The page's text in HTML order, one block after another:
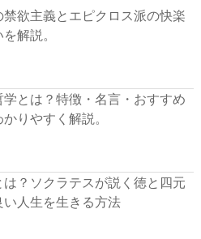
禁欲主義とエピクロス派の快楽
解説。
学とは？特徴・名言・おすすめ
りやすく解説。
は？ソクラテスが説く徳と四元
い人生を生きる方法